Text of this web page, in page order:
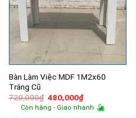
Bàn Làm Việc MDF 1M2x60
Trắng Cũ
720,000₫ Giá
gốc
là:
480,000₫Giá
hiện
tại
Còn hàng - Giao nhanh